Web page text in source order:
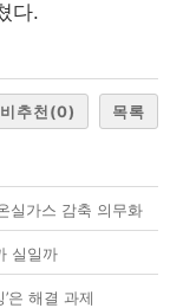
다.
비추천(0) 목록
실가스 감축 의무화
실일까
은 해결 과제